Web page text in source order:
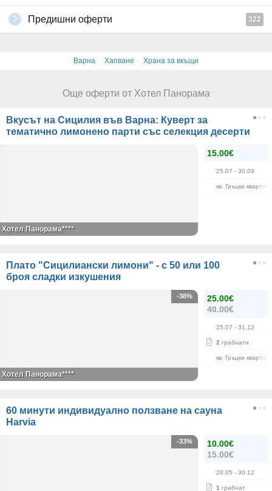
Предишни оферти 322
Варна · Хапване · Храна за вкъщи
Още оферти от Хотел Панорама
Вкусът на Сицилия във Варна: Куверт за
тематично лимонено парти със селекция десерти
15.00€
25.07 - 30.09
кв. Гръцки квартал
Хотел Панорама****
Плато "Сицилиански лимони" - с 50 или 100
броя сладки изкушения
25.00€
40.00€
25.07 - 31.12
2 грабнати
кв. Гръцки квартал
-38%
Хотел Панорама****
60 минути индивидуално ползване на сауна
Harvia
10.00€
15.00€
28.05 - 30.12
1 грабнат
-33%